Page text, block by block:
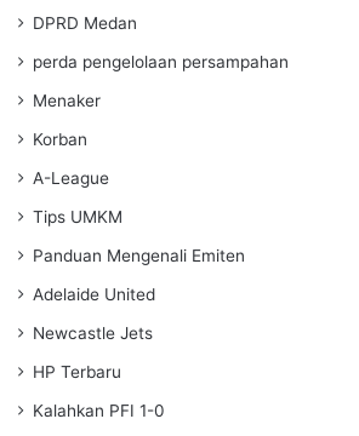
DPRD Medan
perda pengelolaan persampahan
Menaker
Korban
A-League
Tips UMKM
Panduan Mengenali Emiten
Adelaide United
Newcastle Jets
HP Terbaru
Kalahkan PFI 1-0